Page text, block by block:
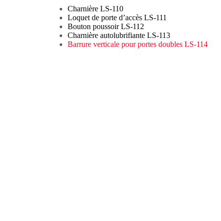
Charnière LS-110
Loquet de porte d’accès LS-111
Bouton poussoir LS-112
Charnière autolubrifiante LS-113
Barrure verticale pour portes doubles LS-114